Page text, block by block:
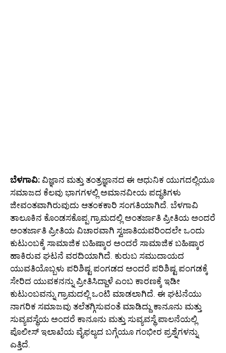
ಬೆಳಗಾವಿ: ವಿಜ್ಞಾನ ಮತ್ತು ತಂತ್ರಜ್ಞಾನದ ಈ ಆಧುನಿಕ ಯುಗದಲ್ಲಿಯೂ
ಸಮಾಜದ ಕೆಲವು ಭಾಗಗಳಲ್ಲಿ ಅಮಾನವೀಯ ಪದ್ಧತಿಗಳು
ಜೀವಂತವಾಗಿರುವುದು ಆತಂಕಕಾರಿ ಸಂಗತಿಯಾಗಿದೆ. ಬೆಳಗಾವಿ
ತಾಲೂಕಿನ ಕೊಂಡಸಕೊಪ್ಪ ಗ್ರಾಮದಲ್ಲಿ ಅಂತರ್ಜಾತಿ ಪ್ರೀತಿಯ ಅಂದರೆ
ಅಂತರ್ಜಾತಿ ಪ್ರೀತಿಯ ವಿಚಾರವಾಗಿ ಸ್ವಜಾತಿಯವರಿಂದಲೇ ಒಂದು
ಕುಟುಂಬಕ್ಕೆ ಸಾಮಾಜಿಕ ಬಹಿಷ್ಕಾರ ಅಂದರೆ ಸಾಮಾಜಿಕ ಬಹಿಷ್ಕಾರ
ಹಾಕಿರುವ ಘಟನೆ ವರದಿಯಾಗಿದೆ. ಕುರುಬ ಸಮುದಾಯದ
ಯುವತಿಯೊಬ್ಬಳು ಪರಿಶಿಷ್ಟ ಪಂಗಡದ ಅಂದರೆ ಪರಿಶಿಷ್ಟ ಪಂಗಡಕ್ಕೆ
ಸೇರಿದ ಯುವಕನನ್ನು ಪ್ರೀತಿಸಿದ್ದಾಳೆ ಎಂಬ ಕಾರಣಕ್ಕೆ ಇಡೀ
ಕುಟುಂಬವನ್ನು ಗ್ರಾಮದಲ್ಲಿ ಒಂಟಿ ಮಾಡಲಾಗಿದೆ. ಈ ಘಟನೆಯು
ನಾಗರಿಕ ಸಮಾಜವು ತಲೆತಗ್ಗಿಸುವಂತೆ ಮಾಡಿದ್ದು ಕಾನೂನು ಮತ್ತು
ಸುವ್ಯವಸ್ಥೆಯ ಅಂದರೆ ಕಾನೂನು ಮತ್ತು ಸುವ್ಯವಸ್ಥೆ ಪಾಲನೆಯಲ್ಲಿ
ಪೊಲೀಸ್ ಇಲಾಖೆಯ ವೈಫಲ್ಯದ ಬಗ್ಗೆಯೂ ಗಂಭೀರ ಪ್ರಶ್ನೆಗಳನ್ನು
ಎತ್ತಿದೆ.